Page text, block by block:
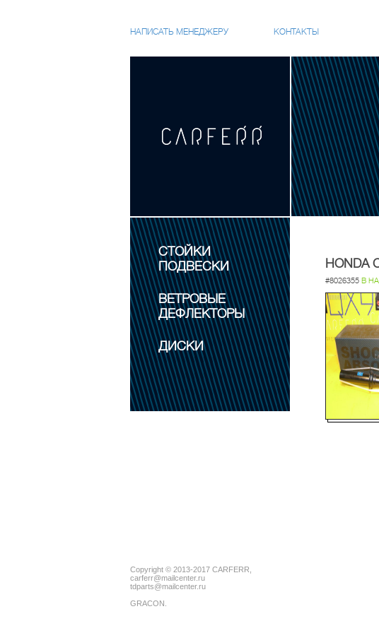
НАПИСАТЬ МЕНЕДЖЕРУ КОНТАКТЫ
СТОЙКИ
ПОДВЕСКИ
ВЕТРОВЫЕ
ДЕФЛЕКТОРЫ
ДИСКИ
HONDA
#8026355 В
Copyright © 2013-2017 CARFERR,
carferr@mailcenter.ru
tdparts@mailcenter.ru
GRACON